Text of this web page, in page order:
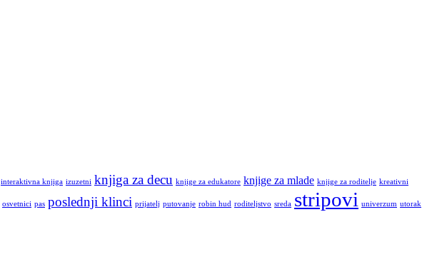
interaktivna knjiga izuzetni knjiga za decu knjige za edukatore knjige za mlade knjige za roditelje kreativni
osvetnici pas poslednji klinci prijatelj putovanje robin hud roditeljstvo sreda stripovi univerzum utorak